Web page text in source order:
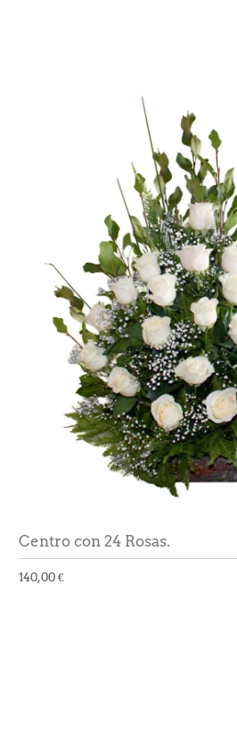
Centro con 24 Rosas.
140,00 €